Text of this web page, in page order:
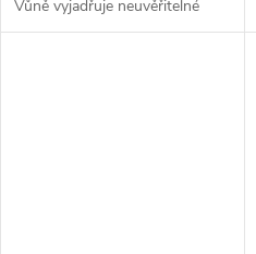
Vůně vyjadřuje neuvěřitelné
pocity plnosti a složitosti s tóny